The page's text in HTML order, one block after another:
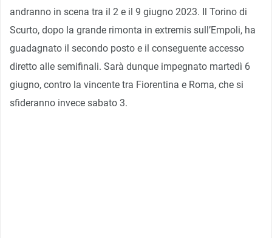
andranno in scena tra il 2 e il 9 giugno 2023. Il Torino di
Scurto, dopo la grande rimonta in extremis sull’Empoli, ha
guadagnato il secondo posto e il conseguente accesso
diretto alle semifinali. Sarà dunque impegnato martedì 6
giugno, contro la vincente tra Fiorentina e Roma, che si
sfideranno invece sabato 3.